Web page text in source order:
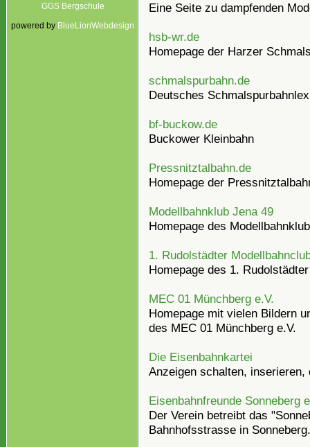
GGS Bergschule
powered by BlueLionWebdesign
Eine Seite zu dampfenden
hsb-wr.de
Homepage der Harzer
schmalspurbahn.de
Deutsches
bf-buckow.de
Buckower Kleinbahn
Pressnitztalbahn.de
Homepage der
Modellbahnklub Jena 49
Homepage des
1. Rudolstädter
Homepage des 1.
MEC 01 Münchberg e.V.
Homepage mit vielen Bildern
des MEC 01 Münchberg e.V.
Die Eisenbahnkartei
Anzeigen schalten,
Eisenbahnfreunde Sonneberg
Der Verein betreibt das
Bahnhofsstrasse in Sonneberg.